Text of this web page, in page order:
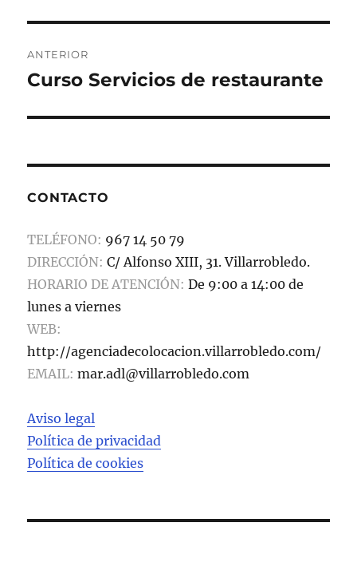
b
o
o
d
n
a
ir
de
ANTERIOR
Entrada
Curso Servicios de restaurante
CONTACTO
TELÉFONO: 967 14 50 79
DIRECCIÓN: C/ Alfonso XIII, 31. Villarrobledo.
HORARIO DE ATENCIÓN: De 9:00 a 14:00 de
lunes a viernes
WEB:
http://agenciadecolocacion.villarrobledo.com/
EMAIL: mar.adl@villarrobledo.com
Aviso legal
Política de privacidad
Política de cookies